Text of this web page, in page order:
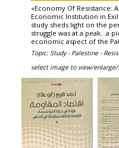
«Economy Of Resistance:
Economic Institution in
study sheds light on the
struggle was at a peak...a
economic aspect of the
Topic: Study - Palestine -
select image to view/